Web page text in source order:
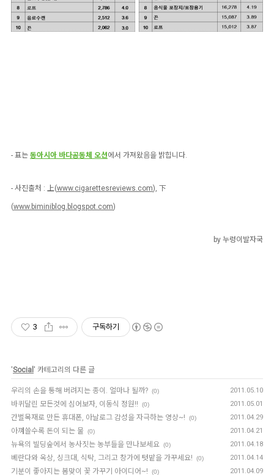
- 표는 동아시아 바다공동체 오션에서 가져왔음을 밝힙니다.
- 사진출처 : 上(www.cigarettesreviews.com), 下
(www.biminiblog.blogspot.com)
by 누렁이발자국
3 구독하기
'Social ' 카테고리의 다른 글
우리의 손을 통해 버려지는 종이. 얼마나 될까? (0) 2011.05.10
바퀴달린 모든것에 심어보자, 이동식 정원!! (0) 2011.05.01
간벌목재로 만든 휴대폰, 아날로그 감성을 자극하는 영상~! (0) 2011.04.29
아껴쓸수록 돈이 되는 물 (0) 2011.04.21
뉴욕의 빌딩숲에서 농사짓는 농부들을 만나보세요 (0) 2011.04.18
베란다와 옥상, 싱크대, 식탁, 그리고 창가에 텃밭을 가꾸세요! (0) 2011.04.14
기분이 좋아지는 봄맞이 꽃 가꾸기 아이디어~! (0) 2011.04.09